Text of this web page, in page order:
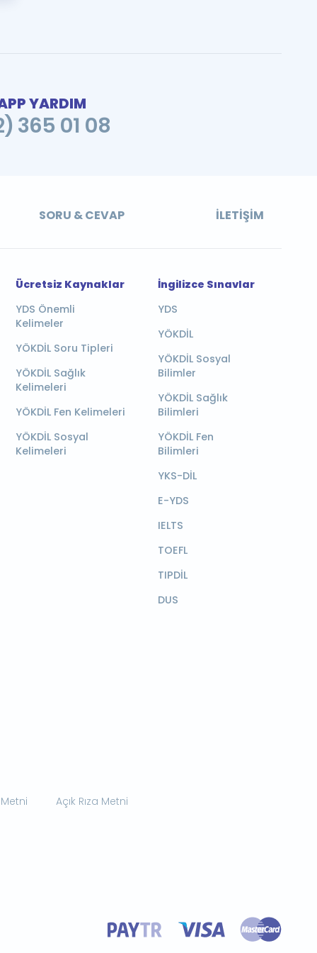
YARDIM
365 01 08
SORU & CEVAP İLETIŞIM
Ücretsiz Kaynaklar
YDS Önemli
Kelimeler
YÖKDİL Soru Tipleri
YÖKDİL Sağlık
Kelimeleri
YÖKDİL Fen Kelimeleri
YÖKDİL Sosyal
Kelimeleri
İngilizce Sınavlar
YDS
YÖKDİL
YÖKDİL Sosyal
Bilimler
YÖKDİL Sağlık
Bilimleri
YÖKDİL Fen
Bilimleri
YKS-DİL
E-YDS
IELTS
TOEFL
TIPDİL
DUS
Açık Rıza Metni